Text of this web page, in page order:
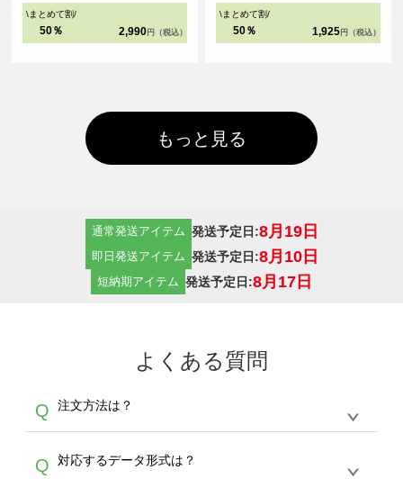
\まとめて割/
50％ 2,990 円（税込）
\まとめて割/
50％ 1,925 円（税込）
もっと見る
通常発送アイテム 発送予定日:8月19日
即日発送アイテム 発送予定日:8月10日
短納期アイテム 発送予定日:8月17日
よくある質問
Q 注文方法は？
A
生産にて承っております。デザインツールから
Q 対応するデータ形式は？